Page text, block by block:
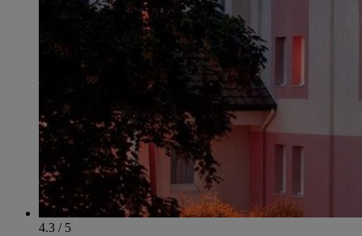
4.3 / 5